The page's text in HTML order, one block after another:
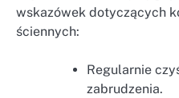
wskazówek dotyczących
ściennych:
Regularnie
zabrudzenia.